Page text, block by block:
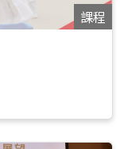
課程